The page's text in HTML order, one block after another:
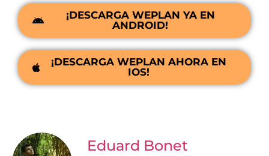
¡DESCARGA WEPLAN YA EN
ANDROID!
¡DESCARGA WEPLAN AHORA EN
IOS!
Eduard Bonet